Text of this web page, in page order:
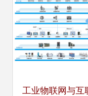
工业物联网与互